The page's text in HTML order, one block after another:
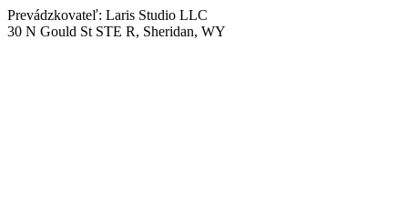
Prevádzkovateľ: Laris Studio LLC
30 N Gould St STE R, Sheridan, WY